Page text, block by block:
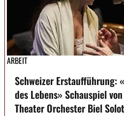
ARBEIT
Schweizer Erstaufführung:
des Lebens» Schauspiel
Theater Orchester Biel